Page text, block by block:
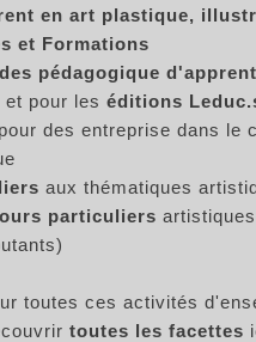
en art plastique,
et Formations
pédagogique
et pour les éditions
pour des entreprise dans le
aux thématiques
particuliers artistiques
toutes ces activités
toutes les facettes